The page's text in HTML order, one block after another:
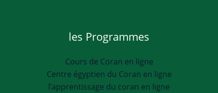
les Programmes
Cours de Coran en ligne
Centre égyptien du Coran en ligne
l’apprentissage du coran en ligne